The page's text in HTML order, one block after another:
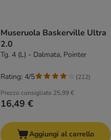
Museruola Baskerville Ultra
2.0
Tg. 4 (L) - Dalmata, Pointer
Prezzo consigliato 25,99 €
16,49 €
Rating: 4/5 (212)
Aggiungi al carrello